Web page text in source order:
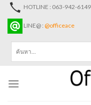
Skip
content
HOTLINE : 063-942-6149
LINE@ : @officeace